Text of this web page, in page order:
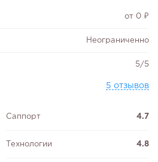
от 0 ₽
Неограниченно
5/5
5 отзывов
Саппорт 4.7
Технологии 4.8